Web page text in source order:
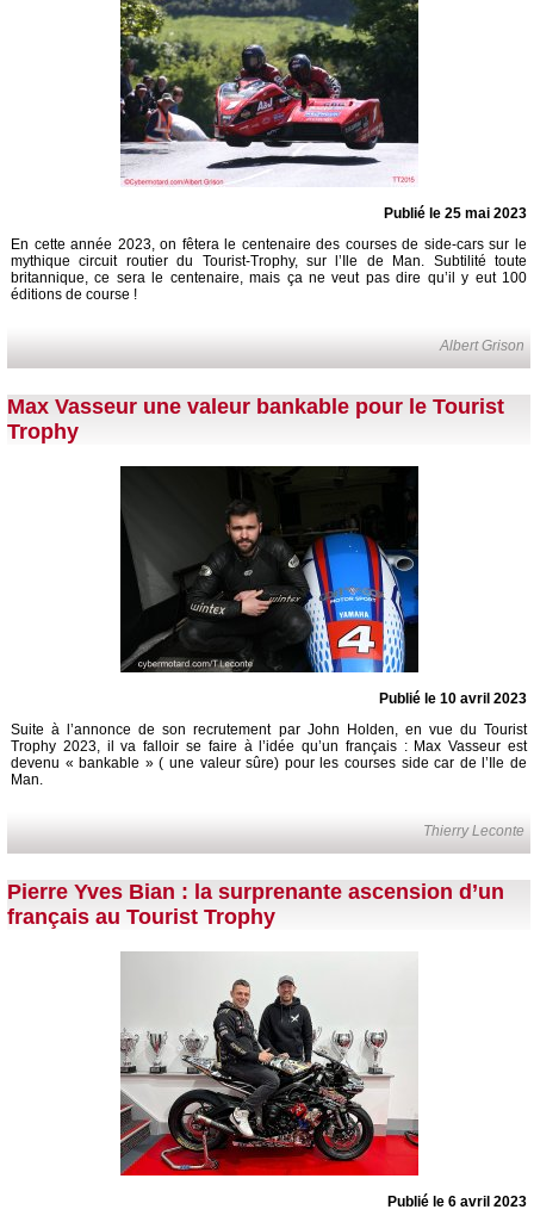
Publié le 25 mai 2023
En cette année 2023, on fêtera le centenaire des courses de side-cars sur le
mythique circuit routier du Tourist-Trophy, sur l’Ile de Man. Subtilité toute
britannique, ce sera le centenaire, mais ça ne veut pas dire qu’il y eut 100
éditions de course !
Albert Grison
Max Vasseur une valeur bankable pour le Tourist
Trophy
Publié le 10 avril 2023
Suite à l’annonce de son recrutement par John Holden, en vue du Tourist
Trophy 2023, il va falloir se faire à l’idée qu’un français : Max Vasseur est
devenu « bankable » ( une valeur sûre) pour les courses side car de l’Ile de
Man.
Thierry Leconte
Pierre Yves Bian : la surprenante ascension d’un
français au Tourist Trophy
Publié le 6 avril 2023